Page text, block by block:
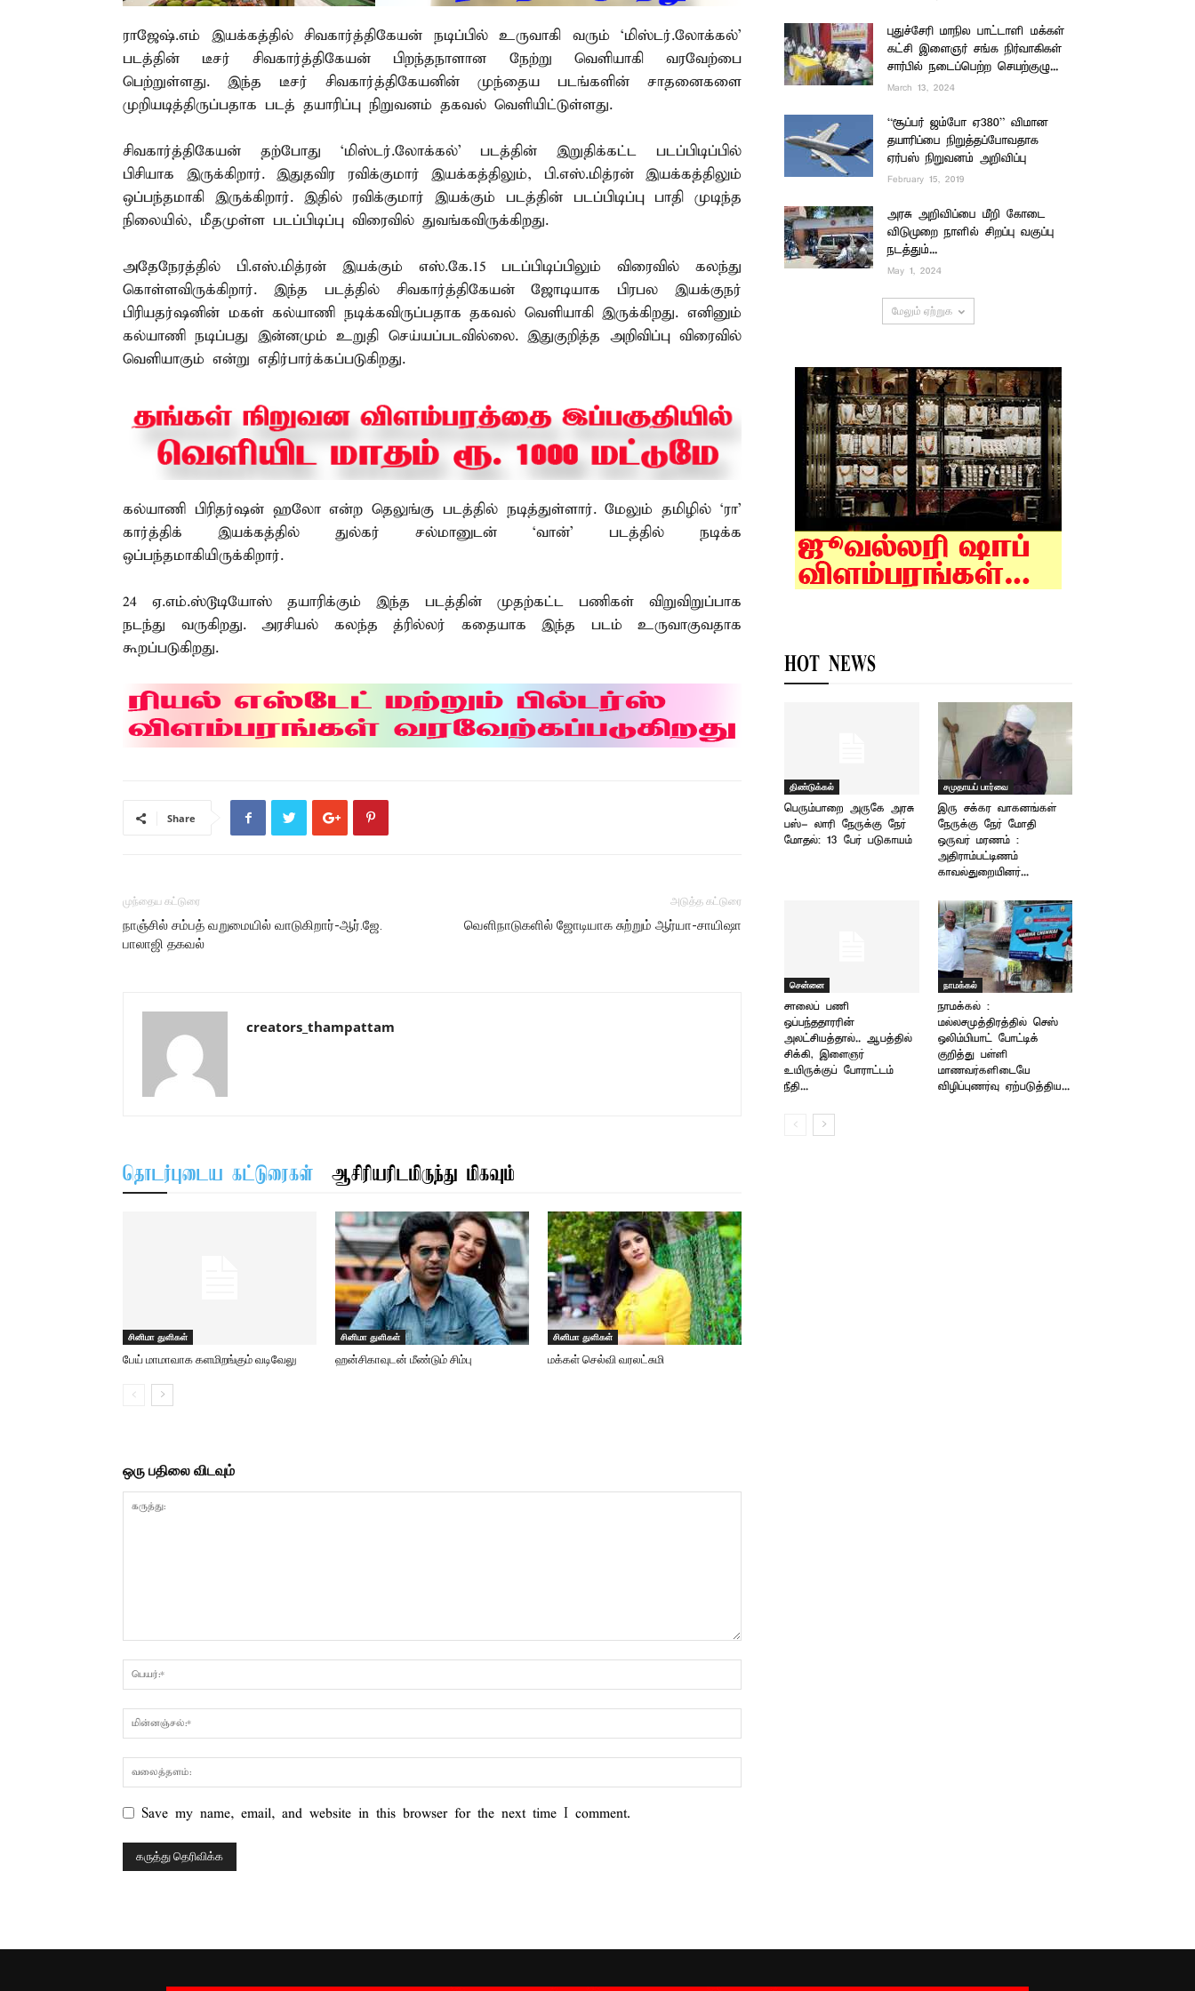
ராஜேஷ்.எம் இயக்கத்தில் சிவகார்த்திகேயன் நடிப்பில் உருவாகி வரும் `மிஸ்டர்.லோக்கல்’
படத்தின் டீசர் சிவகார்த்திகேயன் பிறந்தநாளான நேற்று வெளியாகி வரவேற்பை
பெற்றுள்ளது. இந்த டீசர் சிவகார்த்திகேயனின் முந்தைய படங்களின் சாதனைகளை
முறியடித்திருப்பதாக படத் தயாரிப்பு நிறுவனம் தகவல் வெளியிட்டுள்ளது.
சிவகார்த்திகேயன் தற்போது `மிஸ்டர்.லோக்கல்’ படத்தின் இறுதிக்கட்ட படப்பிடிப்பில்
பிசியாக இருக்கிறார். இதுதவிர ரவிக்குமார் இயக்கத்திலும், பி.எஸ்.மித்ரன் இயக்கத்திலும்
ஒப்பந்தமாகி இருக்கிறார். இதில் ரவிக்குமார் இயக்கும் படத்தின் படப்பிடிப்பு பாதி முடிந்த
நிலையில், மீதமுள்ள படப்பிடிப்பு விரைவில் துவங்கவிருக்கிறது.
அதேநேரத்தில் பி.எஸ்.மித்ரன் இயக்கும் எஸ்.கே.15 படப்பிடிப்பிலும் விரைவில் கலந்து
கொள்ளவிருக்கிறார். இந்த படத்தில் சிவகார்த்திகேயன் ஜோடியாக பிரபல இயக்குநர்
பிரியதர்ஷனின் மகள் கல்யாணி நடிக்கவிருப்பதாக தகவல் வெளியாகி இருக்கிறது. எனினும்
கல்யாணி நடிப்பது இன்னமும் உறுதி செய்யப்படவில்லை. இதுகுறித்த அறிவிப்பு விரைவில்
வெளியாகும் என்று எதிர்பார்க்கப்படுகிறது.
கல்யாணி பிரிதர்ஷன் ஹலோ என்ற தெலுங்கு படத்தில் நடித்துள்ளார். மேலும் தமிழில் `ரா’
கார்த்திக் இயக்கத்தில் துல்கர் சல்மானுடன் `வான்’ படத்தில் நடிக்க
ஒப்பந்தமாகியிருக்கிறார்.
24 ஏ.எம்.ஸ்டூடியோஸ் தயாரிக்கும் இந்த படத்தின் முதற்கட்ட பணிகள் விறுவிறுப்பாக
நடந்து வருகிறது. அரசியல் கலந்த த்ரில்லர் கதையாக இந்த படம் உருவாகுவதாக
கூறப்படுகிறது.
Share
முந்தைய கட்டுரை
நாஞ்சில் சம்பத் வறுமையில் வாடுகிறார்-ஆர்.ஜே.
பாலாஜி தகவல்
அடுத்த கட்டுரை
வெளிநாடுகளில் ஜோடியாக சுற்றும் ஆர்யா-சாயிஷா
creators_thampattam
தொடர்புடைய கட்டுரைகள் ஆசிரியரிடமிருந்து மிகவும்
சினிமா துளிகள்
பேய் மாமாவாக களமிறங்கும் வடிவேலு
சினிமா துளிகள்
ஹன்சிகாவுடன் மீண்டும் சிம்பு
சினிமா துளிகள்
மக்கள் செல்வி வரலட்சுமி
ஒரு பதிலை விடவும்
Save my name, email, and website in this browser for the next time I comment.
புதுச்சேரி மாநில பாட்டாளி மக்கள்
கட்சி இளைஞர் சங்க நிர்வாகிகள்
சார்பில் நடைப்பெற்ற செயற்குழு...
March 13, 2024
“சூப்பர் ஜம்போ ஏ380” விமான
தயாரிப்பை நிறுத்தப்போவதாக
ஏர்பஸ் நிறுவனம் அறிவிப்பு
February 15, 2019
அரசு அறிவிப்பை மீறி கோடை
விடுமுறை நாளில் சிறப்பு வகுப்பு
நடத்தும்...
May 1, 2024
மேலும் ஏற்றுக
HOT NEWS
திண்டுக்கல்
பெரும்பாறை அருகே அரசு
பஸ்- லாரி நேருக்கு நேர்
மோதல்: 13 பேர் படுகாயம்
சமுதாயப் பார்வை
இரு சக்கர வாகனங்கள்
நேருக்கு நேர் மோதி
ஒருவர் மரணம் :
அதிராம்பட்டிணம்
காவல்துறையினர்...
சென்னை
சாலைப் பணி
ஒப்பந்ததாரரின்
அலட்சியத்தால்.. ஆபத்தில்
சிக்கி, இளைஞர்
உயிருக்குப் போராட்டம் –
நீதி...
நாமக்கல்
நாமக்கல் :
மல்லசமுத்திரத்தில் செஸ்
ஒலிம்பியாட் போட்டிக்
குறித்து பள்ளி
மாணவர்களிடையே
விழிப்புணர்வு ஏற்படுத்திய...